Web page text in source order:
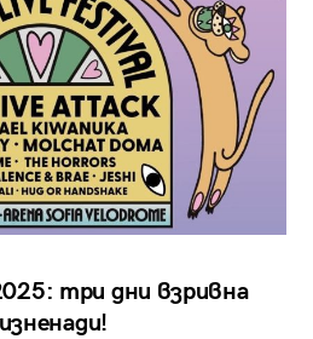
три дни взривна